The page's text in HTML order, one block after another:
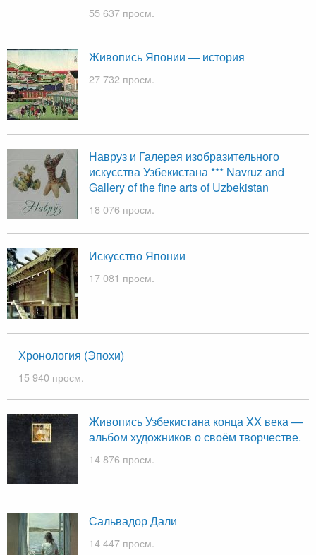
55 637 просм.
Живопись Японии — история
27 732 просм.
Навруз и Галерея изобразительного
искусства Узбекистана *** Navruz and
Gallery of the fine arts of Uzbekistan
18 076 просм.
Искусство Японии
17 081 просм.
Хронология (Эпохи)
15 940 просм.
Живопись Узбекистана конца XX века —
альбом художников о своём творчестве.
14 876 просм.
Сальвадор Дали
14 447 просм.